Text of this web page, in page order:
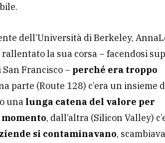
dell’Università di Berkeley,
rallentato la sua corsa – facendosi
Francisco – perché era troppo
parte (Route 128) c’era un insieme
una lunga catena del valore per
, dall’altra (Silicon Valley)
si contaminavano,